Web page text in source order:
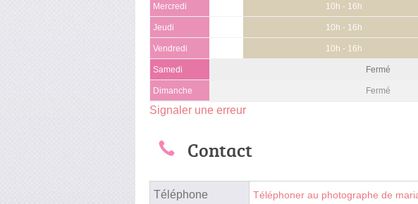
Mercredi 10h - 16h
Jeudi 10h - 16h
Vendredi 10h - 16h
Samedi Fermé
Dimanche Fermé
Signaler une erreur
Contact
Téléphone Téléphoner au photographe de